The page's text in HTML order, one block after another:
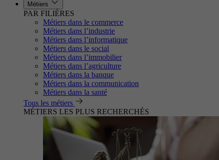
Métiers
PAR FILIÈRES
Métiers dans le commerce
Métiers dans l’industrie
Métiers dans l’informatique
Métiers dans le social
Métiers dans l’immobilier
Métiers dans l’agriculture
Métiers dans la banque
Métiers dans la communication
Métiers dans la santé
Tous les métiers
MÉTIERS LES PLUS RECHERCHÉS